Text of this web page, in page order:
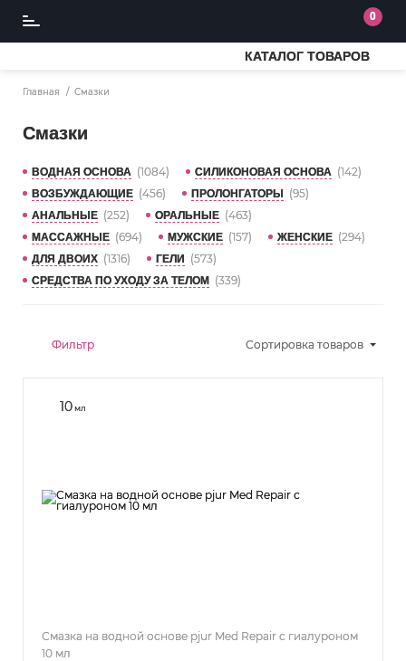
0
КАТАЛОГ ТОВАРОВ
Главная Смазки
Смазки
ВОДНАЯ ОСНОВА (1084) СИЛИКОНОВАЯ ОСНОВА (142)
ВОЗБУЖДАЮЩИЕ (456) ПРОЛОНГАТОРЫ (95)
АНАЛЬНЫЕ (252) ОРАЛЬНЫЕ (463)
МАССАЖНЫЕ (694) МУЖСКИЕ (157) ЖЕНСКИЕ (294)
ДЛЯ ДВОИХ (1316) ГЕЛИ (573)
СРЕДСТВА ПО УХОДУ ЗА ТЕЛОМ (339)
Фильтр Сортировка товаров
10мл
Смазка на водной основе pjur Med Repair с гиалуроном
10 мл